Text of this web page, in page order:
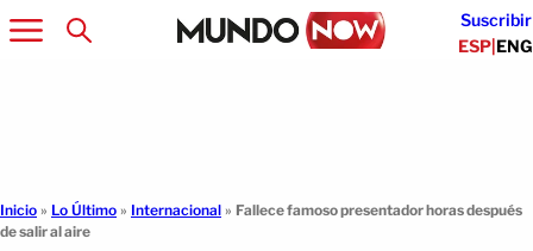
Suscribir
ESP|ENG
Inicio » Lo Último » Internacional » Fallece famoso presentador horas después
de salir al aire